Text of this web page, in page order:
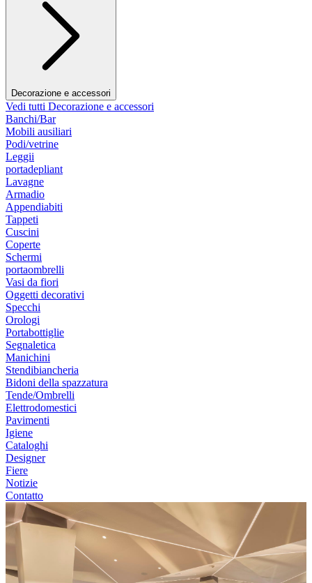
Decorazione e accessori
Vedi tutti Decorazione e accessori
Banchi/Bar
Mobili ausiliari
Podi/vetrine
Leggii
portadepliant
Lavagne
Armadio
Appendiabiti
Tappeti
Cuscini
Coperte
Schermi
portaombrelli
Vasi da fiori
Oggetti decorativi
Specchi
Orologi
Portabottiglie
Segnaletica
Manichini
Stendibiancheria
Bidoni della spazzatura
Tende/Ombrelli
Elettrodomestici
Pavimenti
Igiene
Cataloghi
Designer
Fiere
Notizie
Contatto